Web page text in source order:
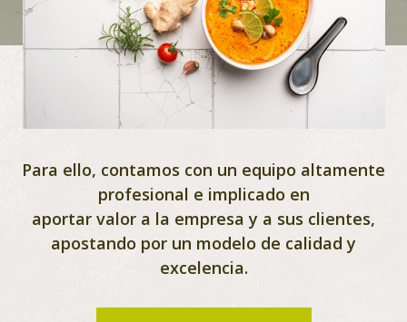
Para ello, contamos con un equipo altamente
profesional e implicado en
aportar valor a la empresa y a sus clientes,
apostando por un modelo de calidad y
excelencia.